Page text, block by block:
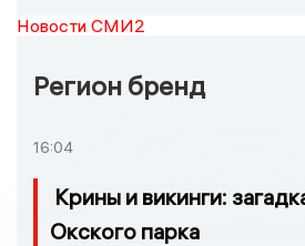
Новости СМИ2
Регион бренд
16:04
Крины и викинги:
Окского парка